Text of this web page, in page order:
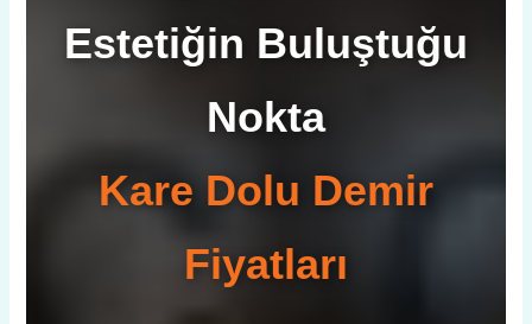
Estetiğin Buluştuğu
Nokta
Kare Dolu Demir
Fiyatları